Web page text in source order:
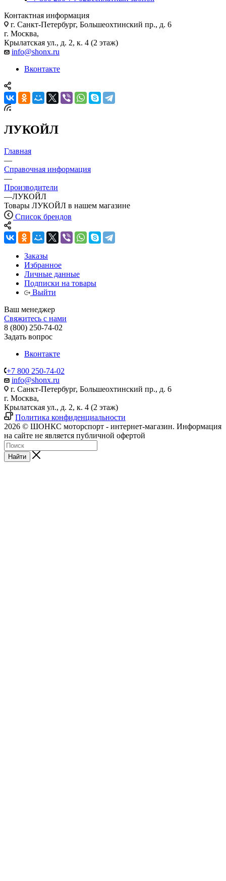
Контактная информация
г. Санкт-Петербург, Большеохтинский пр., д. 6
г. Москва,
Крылатская ул., д. 2, к. 4 (2 этаж)
info@shonx.ru
Вконтакте
ЛУКОЙЛ
Главная
—
Справочная информация
—
Производители
—ЛУКОЙЛ
Товары ЛУКОЙЛ в нашем магазине
Список брендов
Заказы
Избранное
Личные данные
Подписки на товары
Выйти
Ваш менеджер
Свяжитесь с нами
8 (800) 250-74-02
Задать вопрос
Вконтакте
+7 800 250-74-02
info@shonx.ru
г. Санкт-Петербург, Большеохтинский пр., д. 6
г. Москва,
Крылатская ул., д. 2, к. 4 (2 этаж)
Политика конфиденциальности
2026 © ШОНКС моторспорт - интернет-магазин. Информация
на сайте не является публичной офертой
Найти